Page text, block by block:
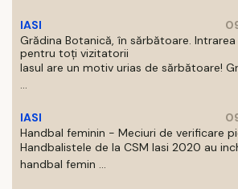
IASI
Grădina Botanică, în sărbătoare.
pentru toți vizitatorii
Iasul are un motiv urias de sărbătoare!
...
IASI
Handbal feminin - Meciuri de verificare
Handbalistele de la CSM Iasi 2020 au
handbal femin ...